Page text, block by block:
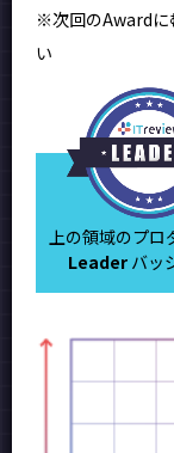
※次回のAwardに
い
上の領域のプロ
Leaderバッ